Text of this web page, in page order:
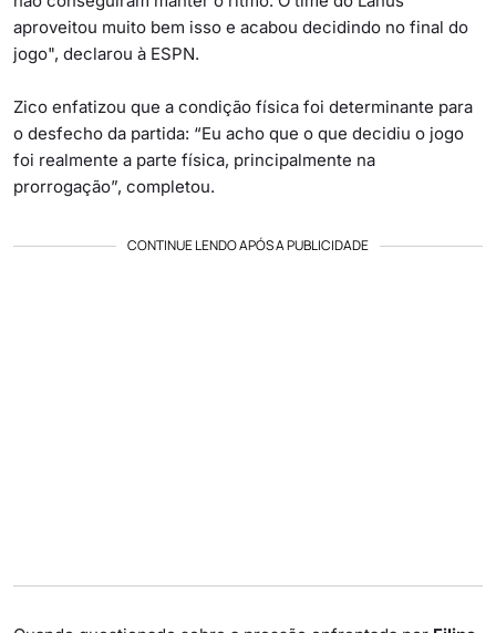
aproveitou muito bem isso e acabou decidindo no final do
jogo", declarou à ESPN.
Zico enfatizou que a condição física foi determinante para
o desfecho da partida: “Eu acho que o que decidiu o jogo
foi realmente a parte física, principalmente na
prorrogação”, completou.
CONTINUE LENDO APÓS A PUBLICIDADE